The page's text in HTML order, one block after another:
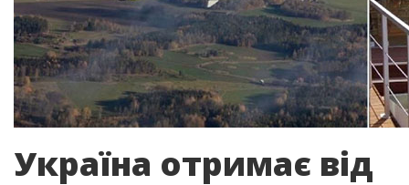
Україна отримає від